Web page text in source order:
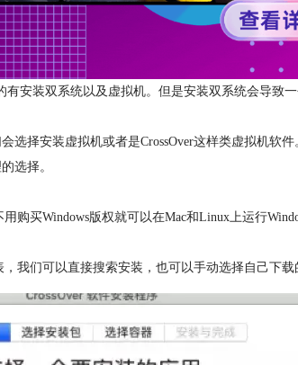
有安装双系统以及虚拟机。但是安装双系统会导致
选择安装虚拟机或者是CrossOver这样类虚拟机软
选择。
购买Windows版权就可以在Mac和Linux上运行
我们可以直接搜索安装，也可以手动选择自己下载